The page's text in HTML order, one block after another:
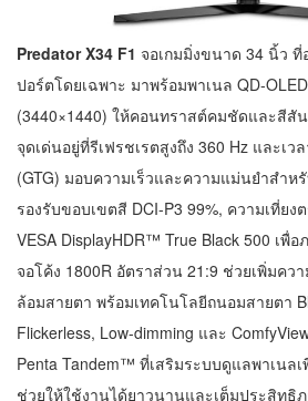
Predator X34 F1 จอเกมมิ่งขนาด 34 นิ้ว
ปอร์ตโดยเฉพาะ มาพร้อมพาเนล QD-
(3440×1440) ให้คอนทราสต์คมชัดและสีสั
จุดเด่นอยู่ที่รีเฟรชเรตสูงถึง 360 Hz และเว
(GTG) มอบความเร็วและความแม่นยำสำห
รองรับขอบเขตสี DCI-P3 99%, ความเที่ยง
VESA DisplayHDR™ True Black 500 เพื่
จอโค้ง 1800R อัตราส่วน 21:9 ช่วยเพิ่มคว
ล้อมสายตา พร้อมเทคโนโลยีถนอมสายตา
Flickerless, Low-dimming และ
Penta Tandem™ ที่เสริมระบบดูแลพาเนล
ช่วยให้ใช้งานได้ยาวนานและเต็มประสิทธิ